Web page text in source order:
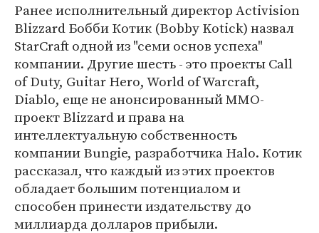
Ранее исполнительный директор Activision
Blizzard Бобби Котик (Bobby Kotick) назвал
StarCraft одной из "семи основ успеха"
компании. Другие шесть - это проекты Call
of Duty, Guitar Hero, World of Warcraft,
Diablo, еще не анонсированный MMO-
проект Blizzard и права на
интеллектуальную собственность
компании Bungie, разработчика Halo. Котик
рассказал, что каждый из этих проектов
обладает большим потенциалом и
способен принести издательству до
миллиарда долларов прибыли.